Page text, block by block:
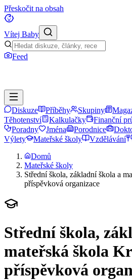
Přeskočit na obsah
Vítej Baby
Feed
Diskuze Příběhy Skupiny
Těhotenství
Kalkulačky Finanční
Poradny
Jména Porodnice
Výlety
Mateřské školy Vzdělávání
Domů
Mateřské školy
Střední škola, základní škola a
příspěvková organizace
Střední škola,
mateřská škola
příspěvková